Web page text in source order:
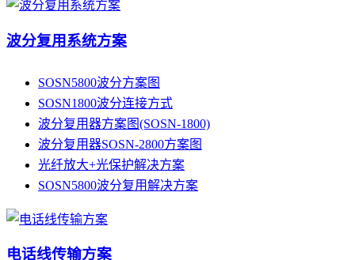
波分复用系统方案
SOSN5800波分方案图
SOSN1800波分连接方式
波分复用器方案图(SOSN-1800)
波分复用器SOSN-2800方案图
光纤放大+光保护解决方案
SOSN5800波分复用解决方案
电话线传输方案